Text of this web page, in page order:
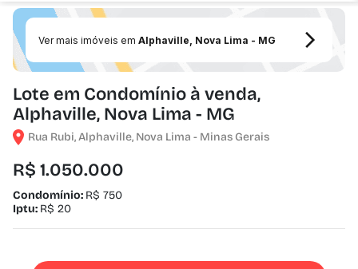
Ver mais imóveis em Alphaville, Nova Lima - MG
Lote em Condomínio à venda,
Alphaville, Nova Lima - MG
Rua Rubi, Alphaville, Nova Lima - Minas Gerais
R$ 1.050.000
Condomínio: R$ 750
Iptu: R$ 20